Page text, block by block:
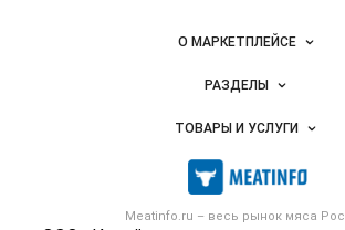
Важные разделы и контакты
Meatinfo.ru – весь рынок мяса
Навигация по сайтуО МАРКЕТПЛЕЙСЕ
Новости Meatinfo.ru
Размещение рекламы
Публичная оферта
Контактная информация
Политика обработки персональных
РАЗДЕЛЫ
Объявления
Новости рынка
ТОВАРЫ И УСЛУГИ
Мясо, мясопродукты
Скот в живом весе
Колбасы, сосиски, деликатесы